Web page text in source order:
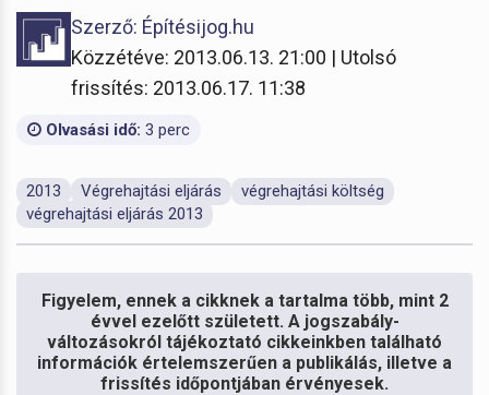
Szerző: Építésijog.hu
Közzétéve: 2013.06.13. 21:00 | Utolsó
frissítés: 2013.06.17. 11:38
Olvasási idő: 3 perc
2013 Végrehajtási eljárás
végrehajtási költség
végrehajtási eljárás 2013
Figyelem, ennek a cikknek a tartalma több, mint 2
évvel ezelőtt született. A jogszabály-
változásokról tájékoztató cikkeinkben található
információk értelemszerűen a publikálás, illetve a
frissítés időpontjában érvényesek.